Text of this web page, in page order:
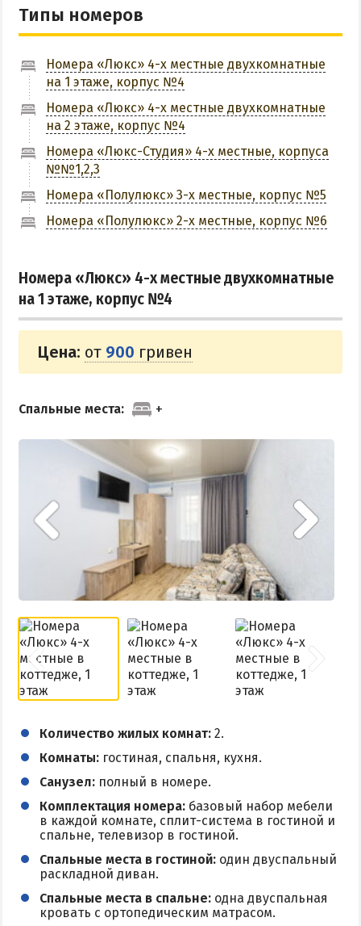
ОТЕЛИ И БАЗЫ ОТДЫХА ПРИМОРСКА
Ясная поляна
Набережное
Борисовский спуск
ПРИМОРСКИЙ ПОСАД
Отели Приморского Посада
Азовская Ялта
Бабах-Тарама
Белосарайская коса
Мелекино
Урзуф
АЗОВСКОЕ МОРЕ
Все отели и базы отдыха на Азовском море
Цены 2026 по Азовскому морю в целом
Виндсерфинг на Азовском море
Отдых на Азовском море с детьми
Поездки на море — лайфхаки
ЧЕРНОЕ МОРЕ
Затока
Каролино-Бугаз
Скадовск
Хорлы
СЛУЖБА БРОНИРОВАНИЯ
Типы номеров
Номера «Люкс» 4-х местные двухкомнатные
на 1 этаже, корпус №4
Номера «Люкс» 4-х местные двухкомнатные
на 2 этаже, корпус №4
Номера «Люкс-Студия» 4-х местные, корпуса
№№1,2,3
Номера «Полулюкс» 3-х местные, корпус №5
Номера «Полулюкс» 2-х местные, корпус №6
Номера «Люкс» 4-х местные двухкомнатные
на 1 этаже, корпус №4
Цена: от 900 гривен
Спальные места:
Количество жилых комнат: 2.
Комнаты: гостиная, спальня, кухня.
Санузел: полный в номере.
Комплектация номера: базовый набор мебели
в каждой комнате, сплит-система в гостиной и
спальне, телевизор в гостиной.
Спальные места в гостиной: один двуспальный
раскладной диван.
Спальные места в спальне: одна двуспальная
кровать с ортопедическим матрасом.